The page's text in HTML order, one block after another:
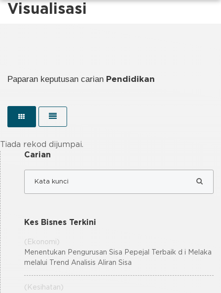
Visualisasi
Paparan keputusan carian Pendidikan
Tiada rekod dijumpai.
Carian
Kes Bisnes Terkini
(Ekonomi)
Menentukan Pengurusan Sisa Pepejal Terbaik d i Melaka
melalui Trend Analisis Aliran Sisa
(Kesihatan)